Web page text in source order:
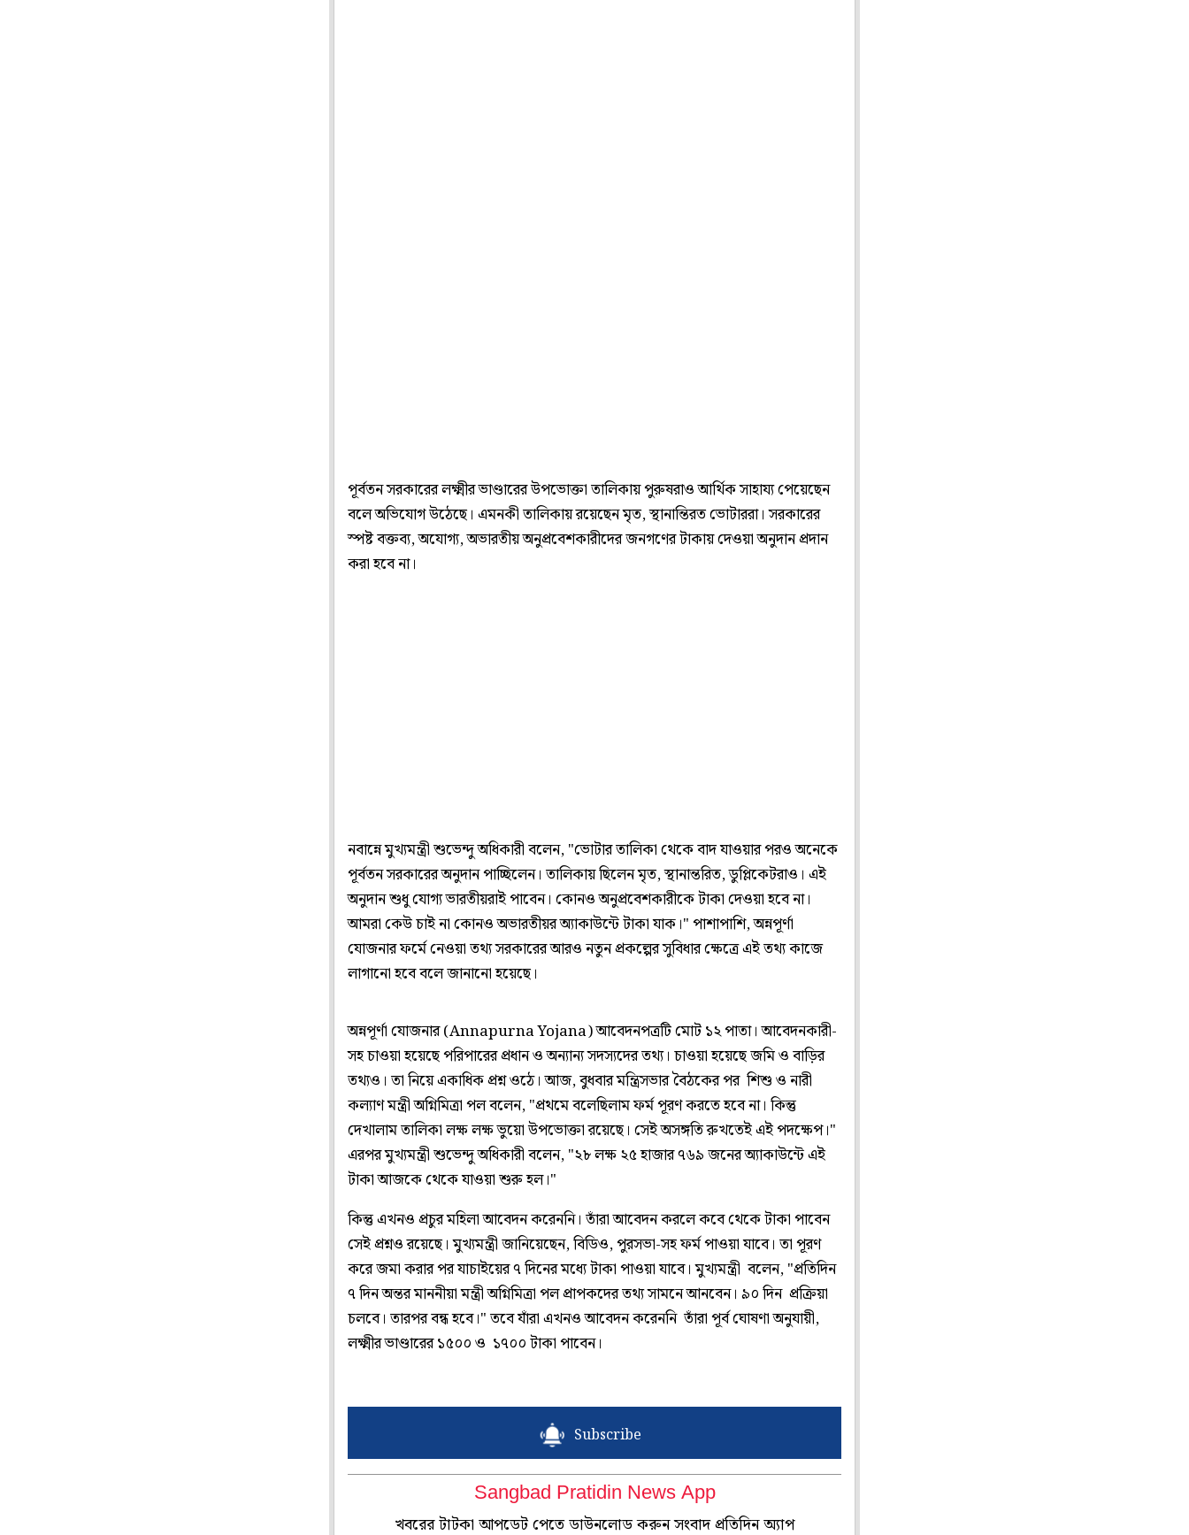
পূর্বতন সরকারের লক্ষ্মীর ভাণ্ডারের উপভোক্তা তালিকায় পুরুষরাও আর্থিক সাহায্য পেয়েছেন
বলে অভিযোগ উঠেছে। এমনকী তালিকায় রয়েছেন মৃত, স্থানান্তিরত ভোটাররা। সরকারের
স্পষ্ট বক্তব্য, অযোগ্য, অভারতীয় অনুপ্রবেশকারীদের জনগণের টাকায় দেওয়া অনুদান প্রদান
করা হবে না।
নবান্নে মুখ্যমন্ত্রী শুভেন্দু অধিকারী বলেন, "ভোটার তালিকা থেকে বাদ যাওয়ার পরও অনেকে
পূর্বতন সরকারের অনুদান পাচ্ছিলেন। তালিকায় ছিলেন মৃত, স্থানান্তরিত, ডুপ্লিকেটরাও। এই
অনুদান শুধু যোগ্য ভারতীয়রাই পাবেন। কোনও অনুপ্রবেশকারীকে টাকা দেওয়া হবে না।
আমরা কেউ চাই না কোনও অভারতীয়র অ্যাকাউন্টে টাকা যাক।" পাশাপাশি, অন্নপূর্ণা
যোজনার ফর্মে নেওয়া তথ্য সরকারের আরও নতুন প্রকল্পের সুবিধার ক্ষেত্রে এই তথ্য কাজে
লাগানো হবে বলে জানানো হয়েছে।
অন্নপূর্ণা যোজনার (Annapurna Yojana) আবেদনপত্রটি মোট ১২ পাতা। আবেদনকারী-
সহ চাওয়া হয়েছে পরিপারের প্রধান ও অন্যান্য সদস্যদের তথ্য। চাওয়া হয়েছে জমি ও বাড়ির
তথ্যও। তা নিয়ে একাধিক প্রশ্ন ওঠে। আজ, বুধবার মন্ত্রিসভার বৈঠকের পর শিশু ও নারী
কল্যাণ মন্ত্রী অগ্নিমিত্রা পল বলেন, "প্রথমে বলেছিলাম ফর্ম পূরণ করতে হবে না। কিন্তু
দেখালাম তালিকা লক্ষ লক্ষ ভুয়ো উপভোক্তা রয়েছে। সেই অসঙ্গতি রুখতেই এই পদক্ষেপ।"
এরপর মুখ্যমন্ত্রী শুভেন্দু অধিকারী বলেন, "২৮ লক্ষ ২৫ হাজার ৭৬৯ জনের অ্যাকাউন্টে এই
টাকা আজকে থেকে যাওয়া শুরু হল।"
কিন্তু এখনও প্রচুর মহিলা আবেদন করেননি। তাঁরা আবেদন করলে কবে থেকে টাকা পাবেন
সেই প্রশ্নও রয়েছে। মুখ্যমন্ত্রী জানিয়েছেন, বিডিও, পুরসভা-সহ ফর্ম পাওয়া যাবে। তা পূরণ
করে জমা করার পর যাচাইয়ের ৭ দিনের মধ্যে টাকা পাওয়া যাবে। মুখ্যমন্ত্রী বলেন, "প্রতিদিন
৭ দিন অন্তর মাননীয়া মন্ত্রী অগ্নিমিত্রা পল প্রাপকদের তথ্য সামনে আনবেন। ৯০ দিন প্রক্রিয়া
চলবে। তারপর বন্ধ হবে।" তবে যাঁরা এখনও আবেদন করেননি তাঁরা পূর্ব ঘোষণা অনুযায়ী,
লক্ষ্মীর ভাণ্ডারের ১৫০০ ও ১৭০০ টাকা পাবেন।
Subscribe
Sangbad Pratidin News App
খবরের টাটকা আপডেট পেতে ডাউনলোড করুন সংবাদ প্রতিদিন অ্যাপ